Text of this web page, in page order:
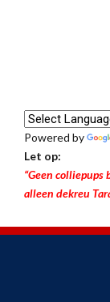
Powered by
Let op:
“Geen colliepups
alleen dekreu